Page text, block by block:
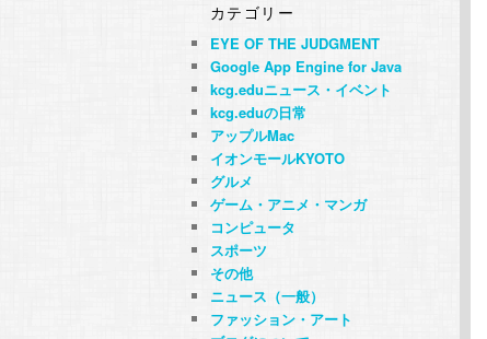
カテゴリー
EYE OF THE JUDGMENT
Google App Engine for Java
kcg.eduニュース・イベント
kcg.eduの日常
アップルMac
イオンモールKYOTO
グルメ
ゲーム・アニメ・マンガ
コンピュータ
スポーツ
その他
ニュース（一般）
ファッション・アート